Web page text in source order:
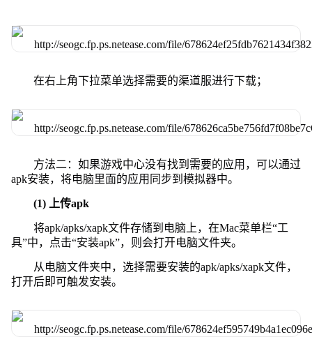
在右上角下拉菜单选择需要的渠道服进行下载；
方法二：如果游戏中心没有找到需要的应用，可以通过
apk安装，将电脑里面的应用同步到模拟器中。
(1) 上传apk
将apk/apks/xapk文件存储到电脑上，在Mac菜单栏“工
具”中，点击“安装apk”，则会打开电脑文件夹。
从电脑文件夹中，选择需要安装的apk/apks/xapk文件，
打开后即可触发安装。